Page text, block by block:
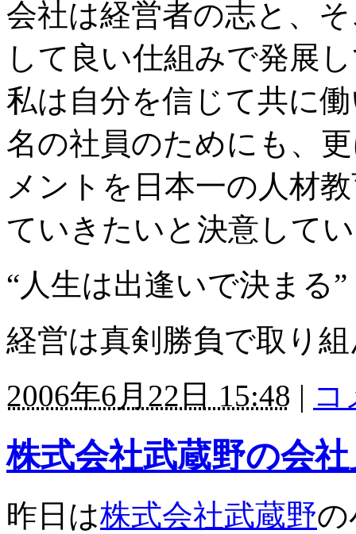
会社は経営者の志と、
して良い仕組みで発展
私は自分を信じて共に
名の社員のためにも、
メントを日本一の人材
ていきたいと決意して
“人生は出逢いで決まる”
経営は真剣勝負で取り
2006年6月22日 15:48 | コ
株式会社武蔵野の会
昨日は株式会社武蔵野の